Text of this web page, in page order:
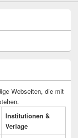
Webseiten, die mit
Institutionen &
Verlage